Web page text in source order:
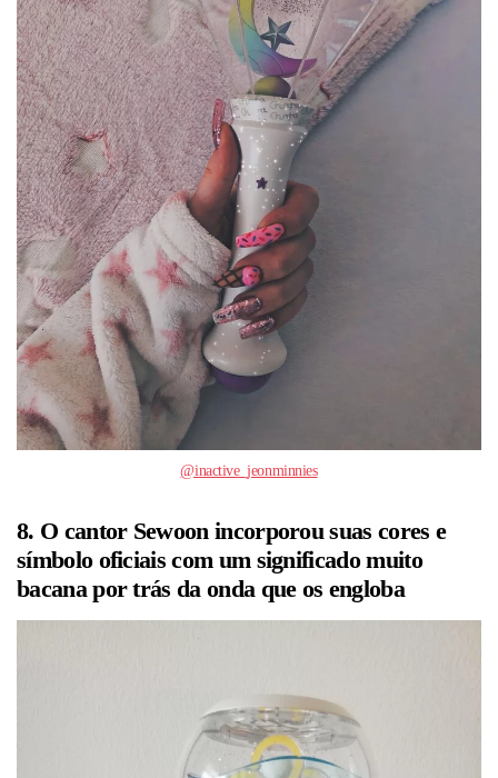
@inactive_jeonminnies
8. O cantor Sewoon incorporou suas cores e
símbolo oficiais com um significado muito
bacana por trás da onda que os engloba